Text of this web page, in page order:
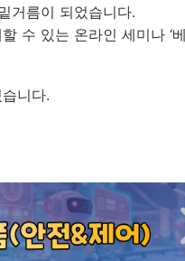
거름이 되었습니다.
수 있는 온라인 세미나 ‘
니다.